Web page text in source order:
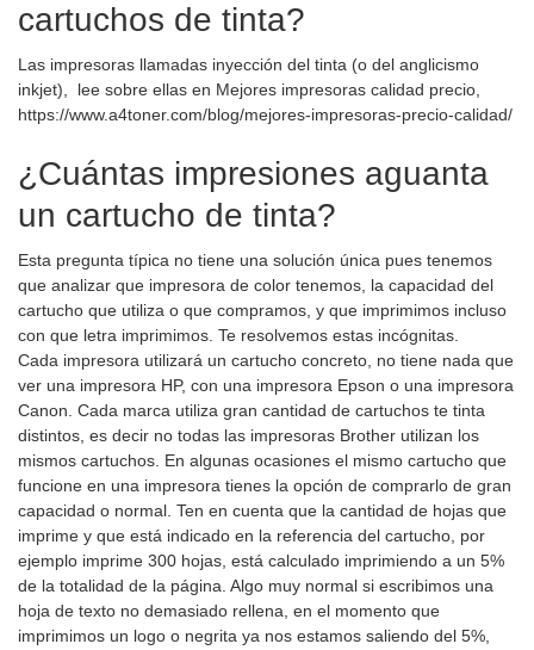
cartuchos de tinta?
Las impresoras llamadas inyección del tinta (o del anglicismo
inkjet), lee sobre ellas en Mejores impresoras calidad precio,
https://www.a4toner.com/blog/mejores-impresoras-precio-calidad/
¿Cuántas impresiones aguanta
un cartucho de tinta?
Esta pregunta típica no tiene una solución única pues tenemos
que analizar que impresora de color tenemos, la capacidad del
cartucho que utiliza o que compramos, y que imprimimos incluso
con que letra imprimimos. Te resolvemos estas incógnitas.
Cada impresora utilizará un cartucho concreto, no tiene nada que
ver una impresora HP, con una impresora Epson o una impresora
Canon. Cada marca utiliza gran cantidad de cartuchos te tinta
distintos, es decir no todas las impresoras Brother utilizan los
mismos cartuchos. En algunas ocasiones el mismo cartucho que
funcione en una impresora tienes la opción de comprarlo de gran
capacidad o normal. Ten en cuenta que la cantidad de hojas que
imprime y que está indicado en la referencia del cartucho, por
ejemplo imprime 300 hojas, está calculado imprimiendo a un 5%
de la totalidad de la página. Algo muy normal si escribimos una
hoja de texto no demasiado rellena, en el momento que
imprimimos un logo o negrita ya nos estamos saliendo del 5%,